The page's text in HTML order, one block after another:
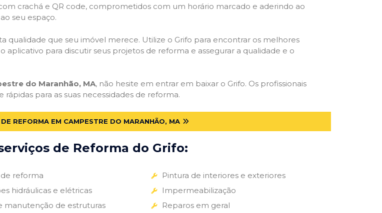
crachá e QR code, comprometidos com um horário marcado e aderindo ao
seu espaço.
qualidade que seu imóvel merece. Utilize o Grifo para encontrar os melhores
aplicativo para discutir seus projetos de reforma e assegurar a qualidade e o
do Maranhão, MA, não hesite em entrar em baixar o Grifo. Os profissionais
para as suas necessidades de reforma.
REFORMA EM CAMPESTRE DO MARANHÃO, MA
de Reforma do Grifo:
reforma
hidráulicas e elétricas
manutenção de estruturas
Pintura de interiores e exteriores
Impermeabilização
Reparos em geral